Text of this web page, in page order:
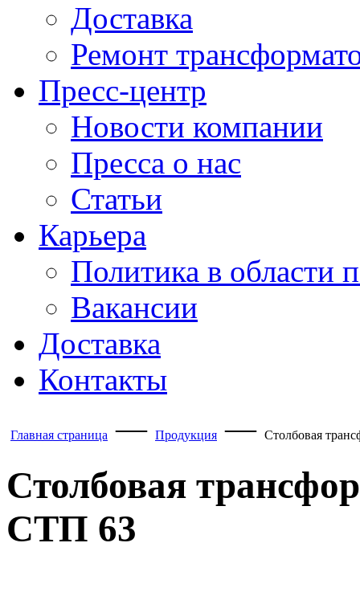
Доставка
Ремонт
Пресс-центр
Новости компании
Пресса о нас
Статьи
Карьера
Политика в области
Вакансии
Доставка
Контакты
Главная страница — Продукция — Столбовая
Столбовая
СТП 63